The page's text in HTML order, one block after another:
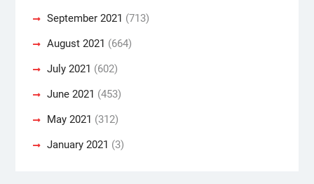
September 2021 (713)
August 2021 (664)
July 2021 (602)
June 2021 (453)
May 2021 (312)
January 2021 (3)